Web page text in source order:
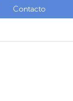
Contacto